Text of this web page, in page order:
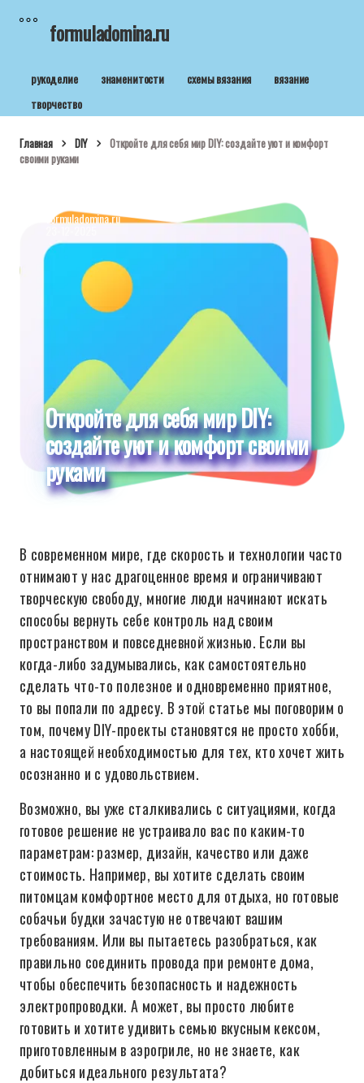
formuladomina.ru
рукоделие знаменитости схемы вязания
вязание
творчество
Главная DIY
Откройте для себя мир DIY: создайте уют и комфорт
своими руками
formuladomina.ru
Откройте для себя мир DIY:
создайте уют и комфорт своими
руками
В современном мире, где скорость и технологии часто
отнимают у нас драгоценное время и ограничивают
творческую свободу, многие люди начинают искать
способы вернуть себе контроль над своим
пространством и повседневной жизнью. Если вы
когда-либо задумывались, как самостоятельно
сделать что-то полезное и одновременно приятное,
то вы попали по адресу. В этой статье мы поговорим о
том, почему DIY-проекты становятся не просто хобби,
а настоящей необходимостью для тех, кто хочет жить
осознанно и с удовольствием.
Возможно, вы уже сталкивались с ситуациями, когда
готовое решение не устраивало вас по каким-то
параметрам: размер, дизайн, качество или даже
стоимость. Например, вы хотите сделать своим
питомцам комфортное место для отдыха, но готовые
собачьи будки зачастую не отвечают вашим
требованиям. Или вы пытаетесь разобраться, как
правильно соединить провода при ремонте дома,
чтобы обеспечить безопасность и надежность
электропроводки. А может, вы просто любите
готовить и хотите удивить семью вкусным кексом,
приготовленным в аэрогриле, но не знаете, как
добиться идеального результата?